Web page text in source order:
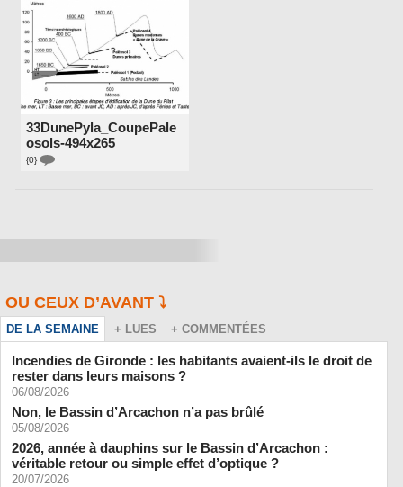
33DunePyla_CoupePale
osols-494x265
{0}
OU CEUX D’AVANT ⤵️
DE LA SEMAINE + LUES + COMMENTÉES
Incendies de Gironde : les habitants avaient-ils le droit de
rester dans leurs maisons ?
06/08/2026
Non, le Bassin d’Arcachon n’a pas brûlé
05/08/2026
2026, année à dauphins sur le Bassin d’Arcachon :
véritable retour ou simple effet d’optique ?
20/07/2026